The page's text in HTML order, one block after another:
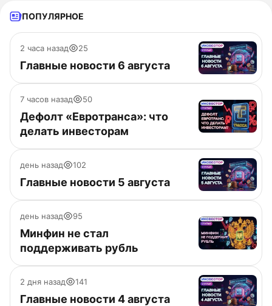
ПОПУЛЯРНОЕ
2 часа назад 25
Главные новости 6 августа
7 часов назад 50
Дефолт «Евротранса»: что
делать инвесторам
день назад 102
Главные новости 5 августа
день назад 95
Минфин не стал
поддерживать рубль
2 дня назад 141
Главные новости 4 августа